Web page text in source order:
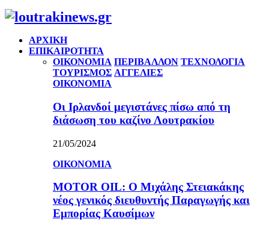
Facebook
Twitter
Instagram
Pinterest
Youtube
ΑΡΧΙΚΗ
ΕΠΙΚΑΙΡΟΤΗΤΑ
ΟΙΚΟΝΟΜΙΑ ΠΕΡΙΒΑΛΛΟΝ ΤΕΧΝΟΛΟΓΙΑ
ΤΟΥΡΙΣΜΟΣ ΑΓΓΕΛΙΕΣ
ΟΙΚΟΝΟΜΙΑ
Οι Ιρλανδοί μεγιστάνες πίσω από τη
διάσωση του καζίνο Λουτρακίου
21/05/2024
ΟΙΚΟΝΟΜΙΑ
MOTOR OIL: Ο Μιχάλης Στειακάκης
νέος γενικός διευθυντής Παραγωγής και
Εμπορίας Καυσίμων